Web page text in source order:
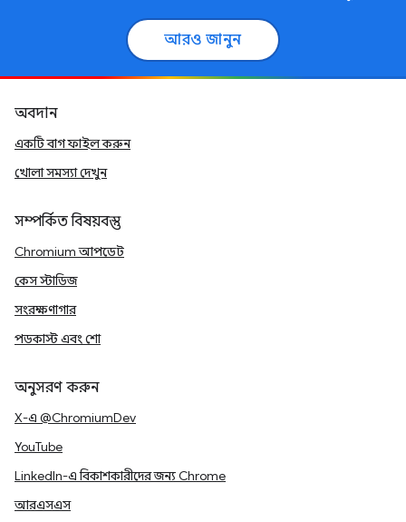
আরও জানুন
অবদান
একটি বাগ ফাইল করুন
খোলা সমস্যা দেখুন
সম্পর্কিত বিষয়বস্তু
Chromium আপডেট
কেস স্টাডিজ
সংরক্ষণাগার
পডকাস্ট এবং শো
অনুসরণ করুন
X-এ @ChromiumDev
YouTube
LinkedIn-এ বিকাশকারীদের জন্য Chrome
আরএসএস